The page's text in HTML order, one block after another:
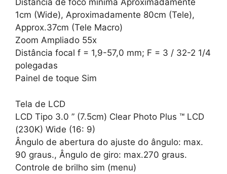
Distância de foco mínima Aproximadamente
1cm (Wide), Aproximadamente 80cm (Tele),
Approx.37cm (Tele Macro)
Zoom Ampliado 55x
Distância focal f = 1,9-57,0 mm; F = 3 / 32-2 1/4
polegadas
Painel de toque Sim
Tela de LCD
LCD Tipo 3.0 ” (7.5cm) Clear Photo Plus ™ LCD
(230K) Wide (16: 9)
Ângulo de abertura do ajuste do ângulo: max.
90 graus., Ângulo de giro: max.270 graus.
Controle de brilho sim (menu)